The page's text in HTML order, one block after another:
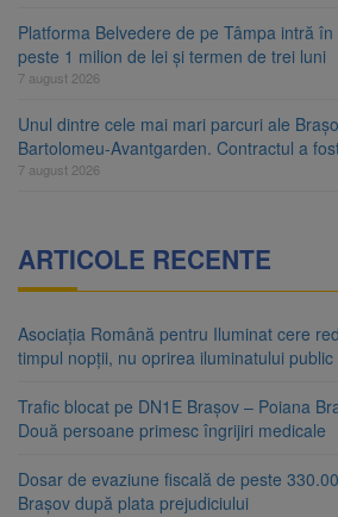
Platforma Belvedere de pe Tâmpa intră
peste 1 milion de lei și termen de trei luni
7 august 2026
Unul dintre cele mai mari parcuri ale
Bartolomeu-Avantgarden. Contractul a
7 august 2026
ARTICOLE RECENTE
Asociația Română pentru Iluminat cere
timpul nopții, nu oprirea iluminatului public
Trafic blocat pe DN1E Brașov – Poiana
Două persoane primesc îngrijiri medicale
Dosar de evaziune fiscală de peste
Brașov după plata prejudiciului